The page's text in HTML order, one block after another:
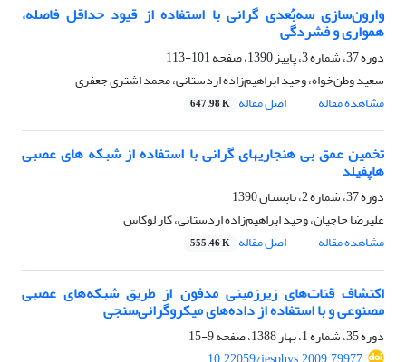
وارون‌سازی سه‌بُعدی گرانی با استفاده از قیود حداقل فاصله،
همواری و فشردگی
دوره 37، شماره 3، پاییز 1390، صفحه
101-113
سعید وطن‌خواه، وحید ابراهیم‌زاده اردستانی، محمد اشتری جعفری
مشاهده مقاله
اصل مقاله 647.98 K
تخمین عمق بی هنجاریهای گرانی با استفاده از شبکه های عصبی
هاپفیلد
دوره 37، شماره 2، تابستان 1390
علیرضا حاجیان، وحید ابراهیم‌زاده اردستانی، کار لوکاس
مشاهده مقاله
اصل مقاله 555.46 K
اکتشاف قنات‌های زیرزمینی مدفون از طریق شبکه‌های عصبی
مصنوعی و با استفاده از داده‌های میکروگرانی‌سنجی
دوره 35، شماره 1، بهار 1388، صفحه
9-15